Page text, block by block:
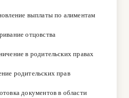
выплаты по алиментам
отцовства
в родительских правах
родительских прав
документов в области